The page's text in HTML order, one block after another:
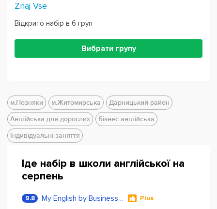
Znaj Vse
Відкрито набір в 6 груп
Вибрати групу
м.Позняки м.Житомирська
Дарницький район
Англійська для дорослих
Бізнес англійська
Індивідуальні заняття
Іде набір в школи англійської на
серпень
9.8 My English by Business Language Plus